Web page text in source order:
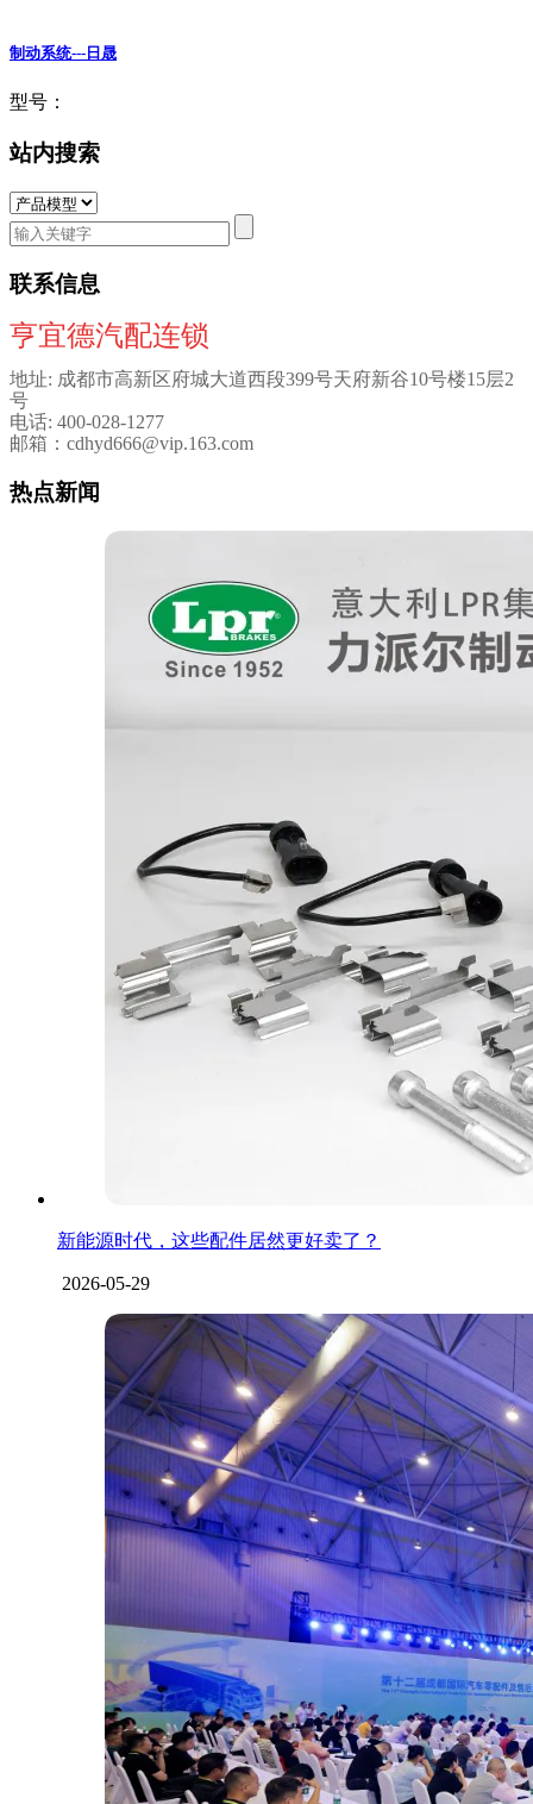
制动系统---日晟
型号：
站内搜索
联系信息
亨宜德汽配连锁
地址: 成都市高新区府城大道西段399号天府新谷10号楼15层2
号
电话: 400-028-1277
邮箱：cdhyd666@vip.163.com
热点新闻
新能源时代，这些配件居然更好卖了？
2026-05-29